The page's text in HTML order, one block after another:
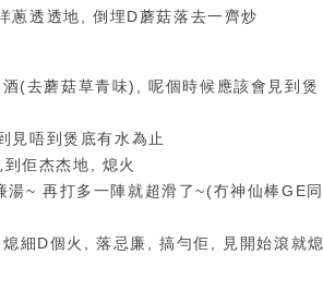
蔥透透地, 倒埋D蘑菇落去一齊炒
(去蘑菇草青味), 呢個時候應該會見到煲
見唔到煲底有水為止
佢杰杰地, 熄火
~ 再打多一陣就超滑了~(冇神仙棒GE同
熄細D個火, 落忌廉,搞勻佢, 見開始滾就熄